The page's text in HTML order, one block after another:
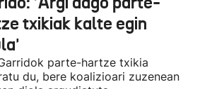
txikiak kalte egin
parte-hartze txikia
du, bere koalizioari zuzenean